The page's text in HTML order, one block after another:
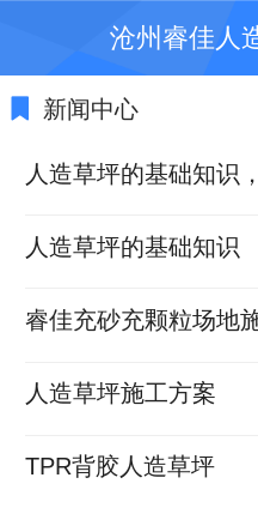
沧州睿佳人
新闻中心
人造草坪的基础知识
人造草坪的基础知识
睿佳充砂充颗粒场地
人造草坪施工方案
TPR背胶人造草坪